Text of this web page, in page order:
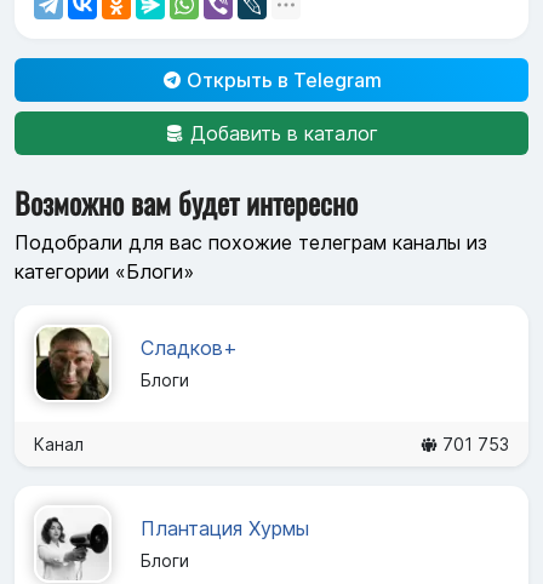
Открыть в Telegram
Добавить в каталог
Возможно вам будет интересно
Подобрали для вас похожие телеграм каналы из
категории «Блоги»
Сладков+
Блоги
Канал 701 753
Плантация Хурмы
Блоги